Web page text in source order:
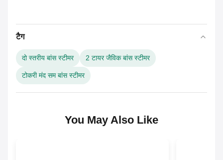
टैग
दो स्तरीय बांस स्टीमर 2 टायर जैविक बांस स्टीमर
टोकरी मंद सम बांस स्टीमर
You May Also Like